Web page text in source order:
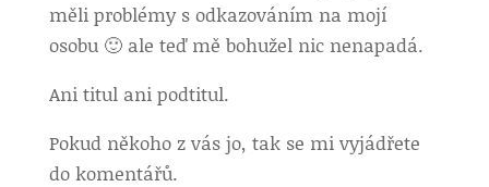
měli problémy s odkazováním na mojí
osobu 🙂 ale teď mě bohužel nic nenapadá.
Ani titul ani podtitul.
Pokud někoho z vás jo, tak se mi vyjádřete
do komentářů.